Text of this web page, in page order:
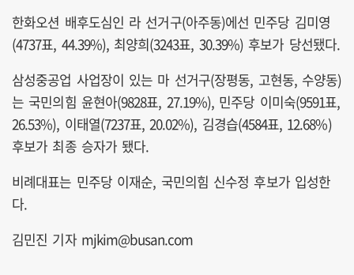
한화오션 배후도심인 라 선거구(아주동)에선 민주당 김미영
(4737표, 44.39%), 최양희(3243표, 30.39%) 후보가 당선됐다.
삼성중공업 사업장이 있는 마 선거구(장평동, 고현동, 수양동)
는 국민의힘 윤현아(9828표, 27.19%), 민주당 이미숙(9591표,
26.53%), 이태열(7237표, 20.02%), 김경습(4584표, 12.68%)
후보가 최종 승자가 됐다.
비례대표는 민주당 이재순, 국민의힘 신수정 후보가 입성한
다.
김민진 기자 mjkim@busan.com